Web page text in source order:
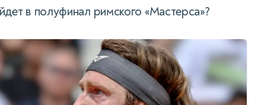
в полуфинал римского «Мастерса»?